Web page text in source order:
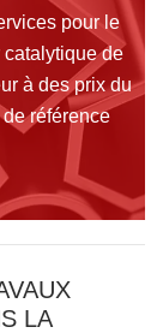
pour le
catalytique de
à des prix du
référence
LA